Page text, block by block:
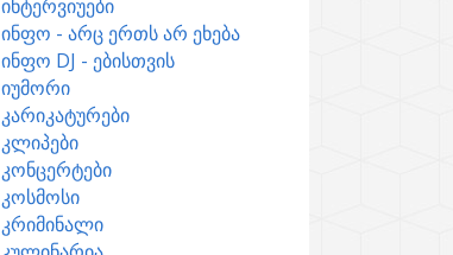
ინტერვიუები
ინფო - არც ერთს არ ეხება
ინფო DJ - ებისთვის
იუმორი
კარიკატურები
კლიპები
კონცერტები
კოსმოსი
კრიმინალი